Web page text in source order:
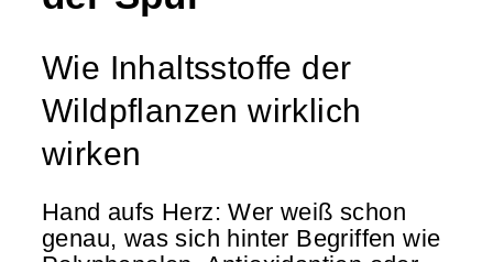
Wie Inhaltsstoffe der
Wildpflanzen wirklich
wirken
Hand aufs Herz: Wer weiß schon
genau, was sich hinter Begriffen wie